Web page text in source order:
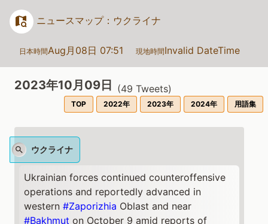
ニュースマップ：ウクライナ
日本時間Aug月08日 07:51 現地時間Invalid DateTime
2023年10月09日 (49 Tweets)
TOP 2022年 2023年 2024年 用語集
ウクライナ
Ukrainian forces continued counteroffensive
operations and reportedly advanced in
western #Zaporizhia Oblast and near
#Bakhmut on October 9 amid reports of